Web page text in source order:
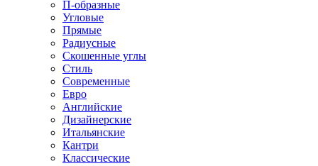
П-образные
Угловые
Прямые
Радиусные
Скошенные углы
Стиль
Современные
Евро
Английские
Дизайнерские
Итальянские
Кантри
Классические